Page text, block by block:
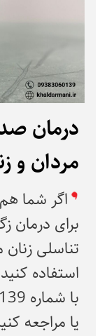
درمان
مردان و
اگر شما
برای درمان
تناسلی زنان
استفاده
یا مراجعه